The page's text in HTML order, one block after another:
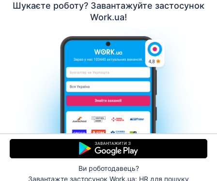
Шукаєте роботу? Завантажуйте застосунок
Work.ua!
Ви роботодавець?
Завантажте застосунок Work.ua: HR для пошуку
Контакти Про нас
Кар’єра
Допомога Умови використання
© 2006–2026 Work.ua. Сервіс пошуку роботи №1 в